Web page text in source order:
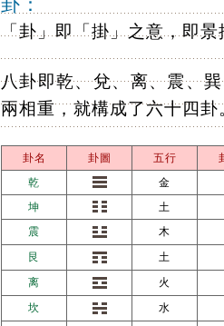
卦：
「卦」即「掛」之意，即
八卦即乾、兌、离、震、
兩相重，就構成了六十四卦
卦名 卦圖 五行
乾
金
坤
土
震
木
艮
土
离
火
坎
水